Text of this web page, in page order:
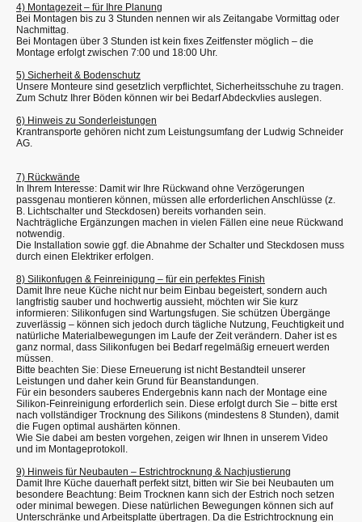
4) Montagezeit – für Ihre Planung
Bei Montagen bis zu 3 Stunden nennen wir als Zeitangabe Vormittag oder
Nachmittag.
Bei Montagen über 3 Stunden ist kein fixes Zeitfenster möglich – die
Montage erfolgt zwischen 7:00 und 18:00 Uhr.
5) Sicherheit & Bodenschutz
Unsere Monteure sind gesetzlich verpflichtet, Sicherheitsschuhe zu tragen.
Zum Schutz Ihrer Böden können wir bei Bedarf Abdeckvlies auslegen.
6) Hinweis zu Sonderleistungen
Krantransporte gehören nicht zum Leistungsumfang der Ludwig Schneider
AG.
7) Rückwände
In Ihrem Interesse: Damit wir Ihre Rückwand ohne Verzögerungen
passgenau montieren können, müssen alle erforderlichen Anschlüsse (z.
B. Lichtschalter und Steckdosen) bereits vorhanden sein.
Nachträgliche Ergänzungen machen in vielen Fällen eine neue Rückwand
notwendig.
Die Installation sowie ggf. die Abnahme der Schalter und Steckdosen muss
durch einen Elektriker erfolgen.
8) Silikonfugen & Feinreinigung – für ein perfektes Finish
Damit Ihre neue Küche nicht nur beim Einbau begeistert, sondern auch
langfristig sauber und hochwertig aussieht, möchten wir Sie kurz
informieren: Silikonfugen sind Wartungsfugen. Sie schützen Übergänge
zuverlässig – können sich jedoch durch tägliche Nutzung, Feuchtigkeit und
natürliche Materialbewegungen im Laufe der Zeit verändern. Daher ist es
ganz normal, dass Silikonfugen bei Bedarf regelmäßig erneuert werden
müssen.
Bitte beachten Sie: Diese Erneuerung ist nicht Bestandteil unserer
Leistungen und daher kein Grund für Beanstandungen.
Für ein besonders sauberes Endergebnis kann nach der Montage eine
Silikon-Feinreinigung erforderlich sein. Diese erfolgt durch Sie – bitte erst
nach vollständiger Trocknung des Silikons (mindestens 8 Stunden), damit
die Fugen optimal aushärten können.
Wie Sie dabei am besten vorgehen, zeigen wir Ihnen in unserem Video
und im Montageprotokoll.
9) Hinweis für Neubauten – Estrichtrocknung & Nachjustierung
Damit Ihre Küche dauerhaft perfekt sitzt, bitten wir Sie bei Neubauten um
besondere Beachtung: Beim Trocknen kann sich der Estrich noch setzen
oder minimal bewegen. Diese natürlichen Bewegungen können sich auf
Unterschränke und Arbeitsplatte übertragen. Da die Estrichtrocknung ein